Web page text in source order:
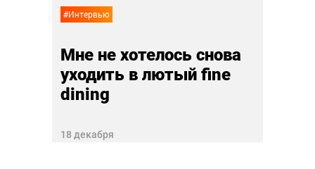
#Интервью
Мне не хотелось снова
уходить в лютый fine
dining
18 декабря